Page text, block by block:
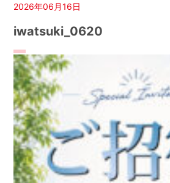
2026年06月16日
iwatsuki_0620